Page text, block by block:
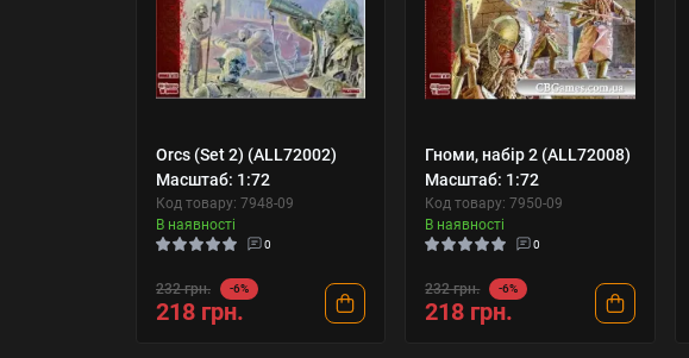
Orcs (Set 2) (ALL72002)
Масштаб: 1:72
Код товару: 7948-09
В наявності
0
232 грн. -6%
218 грн.
Гноми, набір 2 (ALL72008)
Масштаб: 1:72
Код товару: 7950-09
В наявності
0
232 грн. -6%
218 грн.